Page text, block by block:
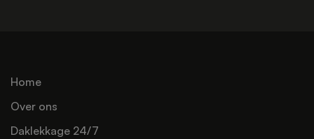
Home
Over ons
Daklekkage 24/7